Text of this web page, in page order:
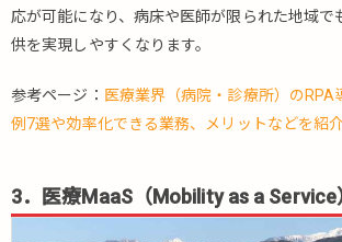
応が可能になり、病床や医師が限られた地域で
供を実現しやすくなります。
参考ページ： 医療業界（病院・診療所）のRPA
例7選や効率化できる業務、メリットなどを紹
3．医療MaaS（Mobility as a Service